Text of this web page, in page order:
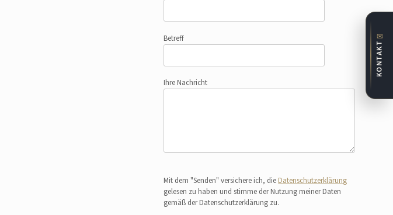
Betreff
Ihre Nachricht
Mit dem "Senden" versichere ich, die Datenschutzerklärung
gelesen zu haben und stimme der Nutzung meiner Daten
gemäß der Datenschutzerklärung zu.
✉
KONTAKT